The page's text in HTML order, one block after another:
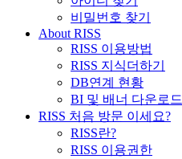
비밀번호 찾기
About RISS
RISS 이용방법
RISS 지식더하기
DB연계 현황
BI 및 배너 다운로드
RISS 처음 방문 이세요?
RISS란?
RISS 이용권한